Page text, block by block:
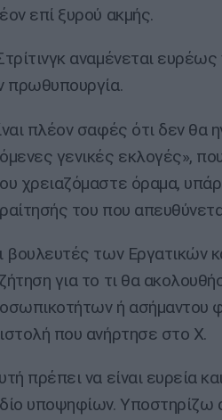
επί ξυρού ακμής.
αναμένεται ευρέως
πρωθυπουργία.
πλέον σαφές ότι δεν θα
γενικές εκλογές»,
χρειαζόμαστε όραμα,
του που
βουλευτές των Εργατικών
για το τι θα
ή ασήμαντου
που ανήρτησε στο Χ.
πρέπει να είναι ευρεία
υποψηφίων. Υποστηρίζω